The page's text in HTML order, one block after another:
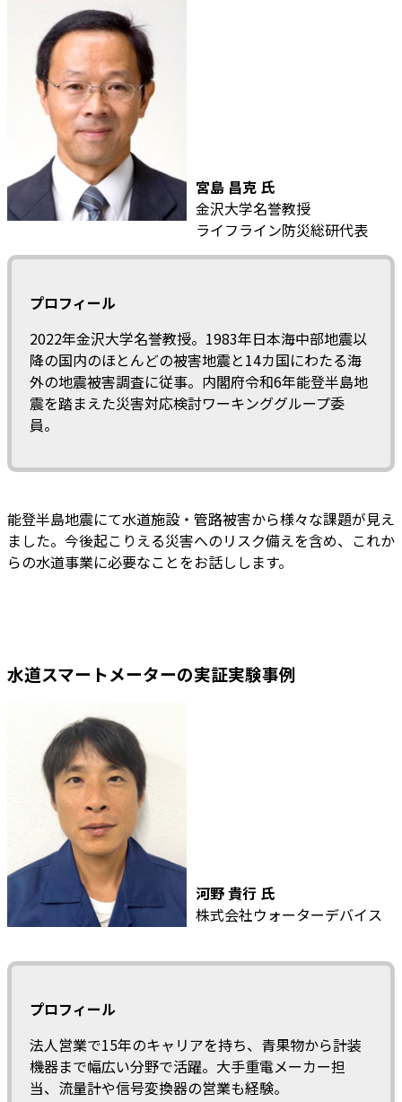
宮島 昌克 氏
金沢大学名誉教授
ライフライン防災総研代表
プロフィール
2022年金沢大学名誉教授。1983年日本海中部地震以
降の国内のほとんどの被害地震と14カ国にわたる海
外の地震被害調査に従事。内閣府令和6年能登半島地
震を踏まえた災害対応検討ワーキンググループ委
員。
能登半島地震にて水道施設・管路被害から様々な課題が見え
ました。今後起こりえる災害へのリスク備えを含め、これか
らの水道事業に必要なことをお話しします。
水道スマートメーターの実証実験事例
河野 貴行 氏
株式会社ウォーターデバイス
プロフィール
法人営業で15年のキャリアを持ち、青果物から計装
機器まで幅広い分野で活躍。大手重電メーカー担
当、流量計や信号変換器の営業も経験。